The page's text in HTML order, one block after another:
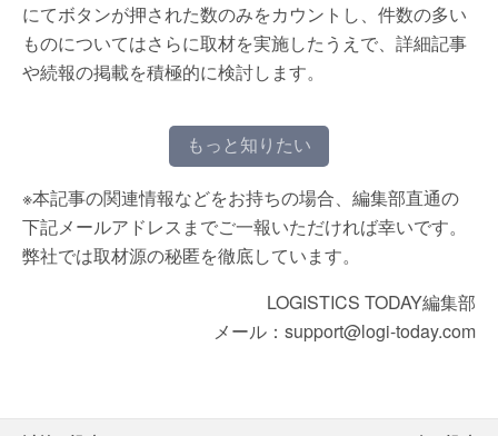
にてボタンが押された数のみをカウントし、件数の多い
ものについてはさらに取材を実施したうえで、詳細記事
や続報の掲載を積極的に検討します。
もっと知りたい
※本記事の関連情報などをお持ちの場合、編集部直通の
下記メールアドレスまでご一報いただければ幸いです。
弊社では取材源の秘匿を徹底しています。
LOGISTICS TODAY編集部
メール：support@logi-today.com